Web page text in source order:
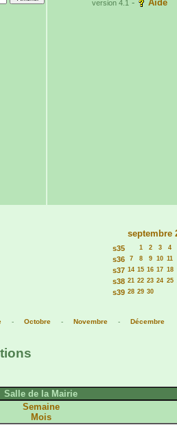
version 4.1- Aide
septembre
s35 1 2 3 4
s36 7 8 9 10 11
s37 14 15 16 17 18
s38 21 22 23 24 25
s39 28 29 30
- Octobre - Novembre - Décembre
Salle de la Mairie
Semaine
Mois